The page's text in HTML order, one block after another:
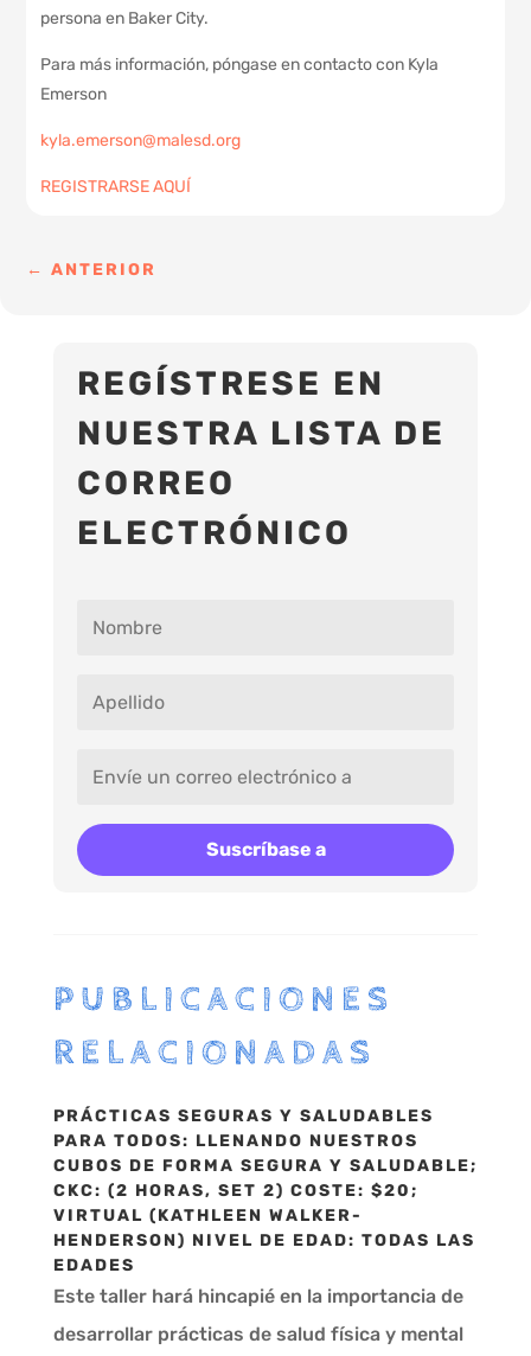
persona en Baker City.
Para más información, póngase en contacto con Kyla
Emerson
kyla.emerson@malesd.org
REGISTRARSE AQUÍ
←ANTERIOR
REGÍSTRESE EN
NUESTRA LISTA DE
CORREO
ELECTRÓNICO
Suscríbase a
PUBLICACIONES
RELACIONADAS
PRÁCTICAS SEGURAS Y SALUDABLES
PARA TODOS: LLENANDO NUESTROS
CUBOS DE FORMA SEGURA Y SALUDABLE;
CKC: (2 HORAS, SET 2) COSTE: $20;
VIRTUAL (KATHLEEN WALKER-
HENDERSON) NIVEL DE EDAD: TODAS LAS
EDADES
Este taller hará hincapié en la importancia de
desarrollar prácticas de salud física y mental